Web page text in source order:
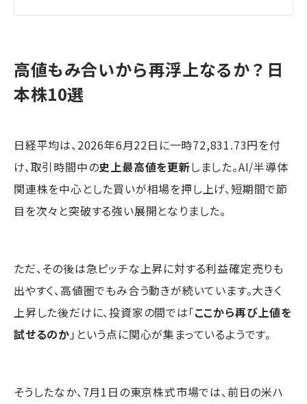
高値もみ合いから再浮上なるか？日
本株10選
日経平均は、2026年6月22日に一時72,831.73円を付
け、取引時間中の史上最高値を更新しました。AI/半導体
関連株を中心とした買いが相場を押し上げ、短期間で節
目を次々と突破する強い展開となりました。
ただ、その後は急ピッチな上昇に対する利益確定売りも
出やすく、高値圏でもみ合う動きが続いています。大きく
上昇した後だけに、投資家の間では「ここから再び上値を
試せるのか 」という点に関心が集まっているようです。
そうしたなか、7月1日の東京株式市場では、前日の米ハ